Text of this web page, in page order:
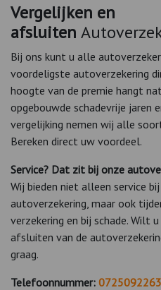
Vergelijken en
afsluiten
Bij ons kunt u alle
voordeligste autoverzekering
hoogte van de premie hangt
opgebouwde schadevrije jaren
vergelijking nemen wij alle
Bereken direct uw voordeel.
Service? Dat zit bij onze
Wij bieden niet alleen service
autoverzekering, maar ook
verzekering en bij schade. Wilt
afsluiten van de
graag.
Telefoonnummer: 0725092263